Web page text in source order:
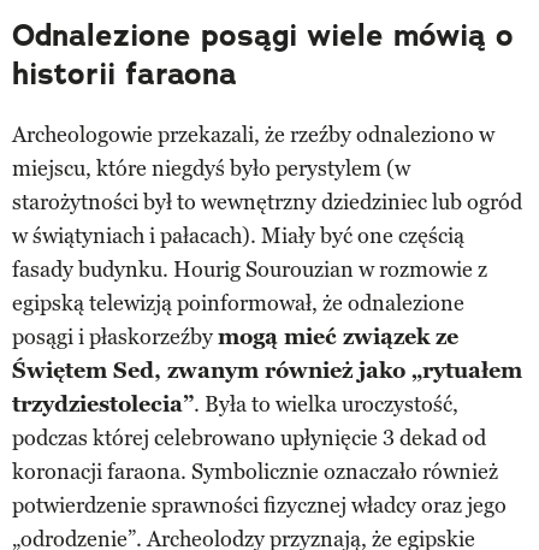
Odnalezione posągi wiele mówią o
historii faraona
Archeologowie przekazali, że rzeźby odnaleziono w
miejscu, które niegdyś było perystylem (w
starożytności był to wewnętrzny dziedziniec lub ogród
w świątyniach i pałacach). Miały być one częścią
fasady budynku. Hourig Sourouzian w rozmowie z
egipską telewizją poinformował, że odnalezione
posągi i płaskorzeźbymogą mieć związek ze
Świętem Sed, zwanym również jako „rytuałem
trzydziestolecia”. Była to wielka uroczystość,
podczas której celebrowano upłynięcie 3 dekad od
koronacji faraona. Symbolicznie oznaczało również
potwierdzenie sprawności fizycznej władcy oraz jego
„odrodzenie”. Archeolodzy przyznają, że egipskie